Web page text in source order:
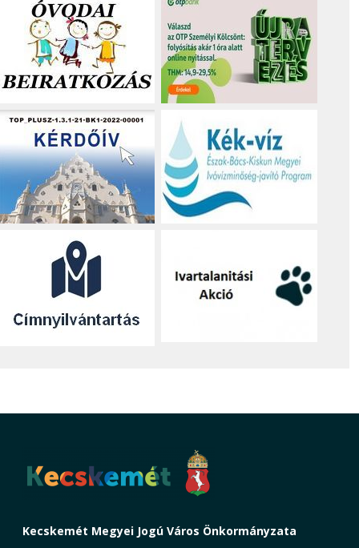
Kecskemét Megyei Jogú Város Önkormányzata